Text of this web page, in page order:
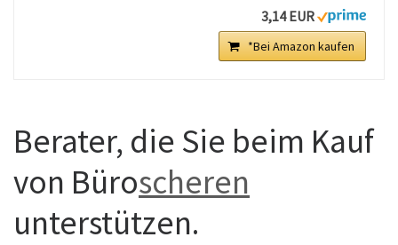
3,14 EUR
*Bei Amazon kaufen
Berater, die Sie beim Kauf
von Büroscheren
unterstützen.